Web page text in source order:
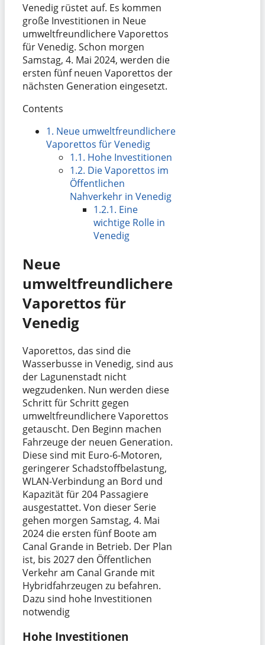
Venedig rüstet auf. Es kommen
große Investitionen in Neue
umweltfreundlichere Vaporettos
für Venedig. Schon morgen
Samstag, 4. Mai 2024, werden die
ersten fünf neuen Vaporettos der
nächsten Generation eingesetzt.
Contents
1. Neue umweltfreundlichere
Vaporettos für Venedig
1.1. Hohe Investitionen
1.2. Die Vaporettos im
Öffentlichen
Nahverkehr in Venedig
1.2.1. Eine
wichtige Rolle in
Venedig
Neue
umweltfreundlichere
Vaporettos für
Venedig
Vaporettos, das sind die
Wasserbusse in Venedig, sind aus
der Lagunenstadt nicht
wegzudenken. Nun werden diese
Schritt für Schritt gegen
umweltfreundlichere Vaporettos
getauscht. Den Beginn machen
Fahrzeuge der neuen Generation.
Diese sind mit Euro-6-Motoren,
geringerer Schadstoffbelastung,
WLAN-Verbindung an Bord und
Kapazität für 204 Passagiere
ausgestattet. Von dieser Serie
gehen morgen Samstag, 4. Mai
2024 die ersten fünf Boote am
Canal Grande in Betrieb. Der Plan
ist, bis 2027 den Öffentlichen
Verkehr am Canal Grande mit
Hybridfahrzeugen zu befahren.
Dazu sind hohe Investitionen
notwendig
Hohe Investitionen